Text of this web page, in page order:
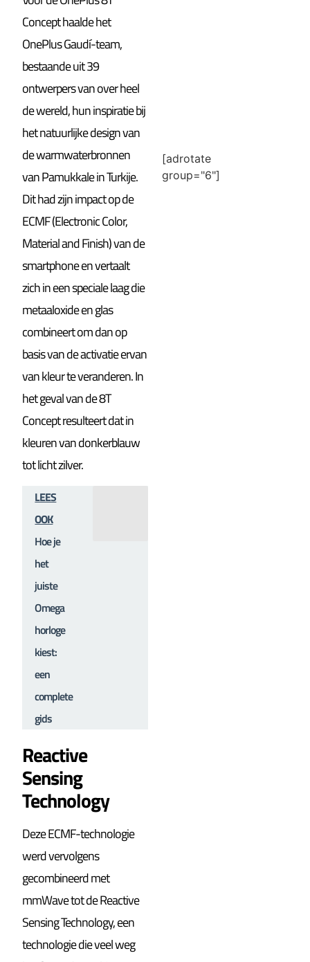
Concept haalde het
OnePlus Gaudí-team,
bestaande uit 39
ontwerpers van over heel
de wereld, hun inspiratie bij
het natuurlijke design van
de warmwaterbronnen
van Pamukkale in Turkije.
Dit had zijn impact op de
ECMF (Electronic Color,
Material and Finish) van de
smartphone en vertaalt
zich in een speciale laag die
metaaloxide en glas
combineert om dan op
basis van de activatie ervan
van kleur te veranderen. In
het geval van de 8T
Concept resulteert dat in
kleuren van donkerblauw
tot licht zilver.
LEES
OOK
Hoe je
het
juiste
Omega
horloge
kiest:
een
complete
gids
Reactive
Sensing
Technology
Deze ECMF-technologie
werd vervolgens
gecombineerd met
mmWave tot de Reactive
Sensing Technology, een
technologie die veel weg
[adrotate
group="6"]